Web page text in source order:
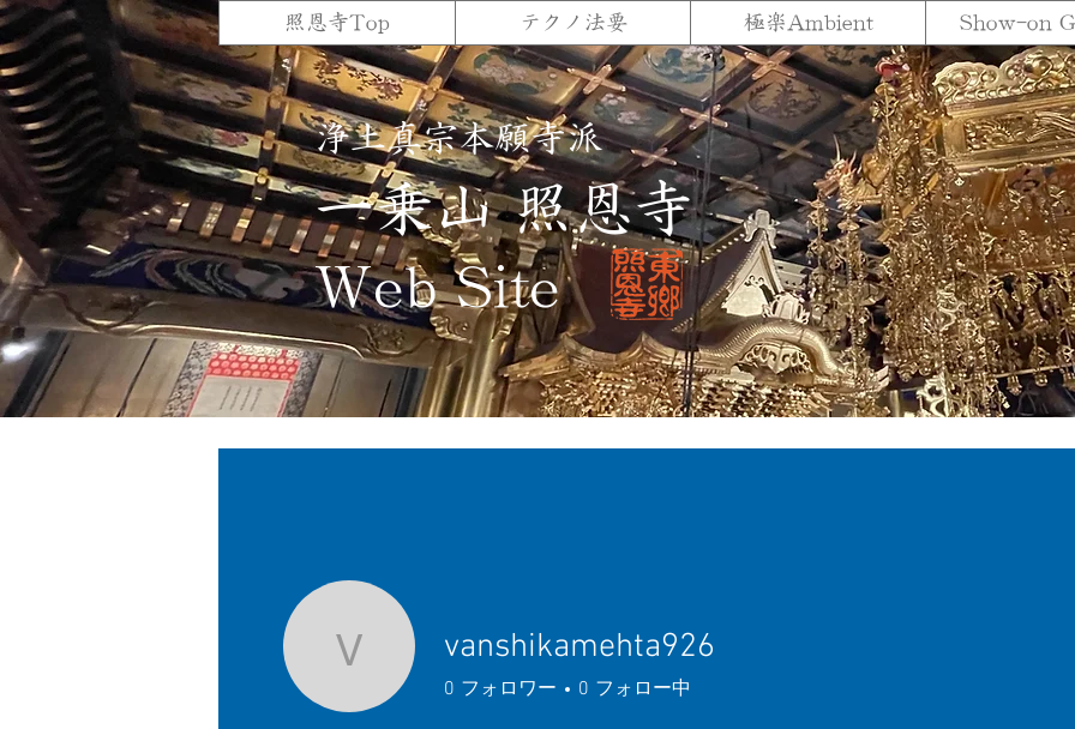
照恩寺Top テクノ法要 極楽Ambient Show-on
浄土真宗本願寺派
一乗山 照恩寺
Web Site
vanshikamehta926
vanshikamehta926
0 フォロワー 0 フォロー中